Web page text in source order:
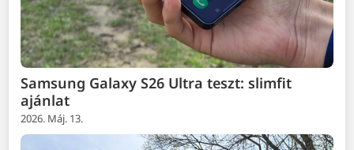
Samsung Galaxy S26 Ultra teszt: slimfit
ajánlat
2026. Máj. 13.